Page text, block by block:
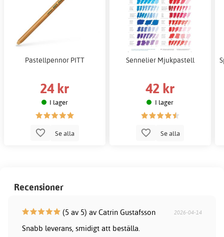
Pastellpennor PITT
24 kr
I lager
Se alla
Sennelier Mjukpastell
42 kr
I lager
Se alla
Recensioner
(5 av 5) av Catrin Gustafsson 2026-04-14
Snabb leverans, smidigt att beställa.